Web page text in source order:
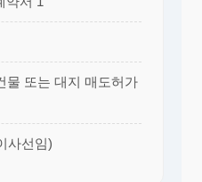
물 또는 대지 매도허가
사선임)